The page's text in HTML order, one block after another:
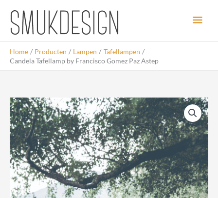
inhoud
Home Producten Lampen
Tafellampen
Candela Tafellamp by Francisco Gomez Paz Astep